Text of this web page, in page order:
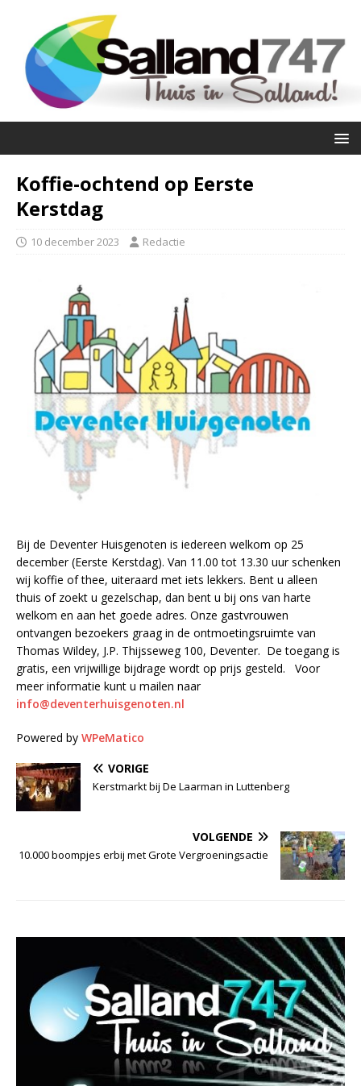
Koffie-ochtend op Eerste
Kerstdag
10 december 2023 Redactie
Bij de Deventer Huisgenoten is iedereen welkom op 25
december (Eerste Kerstdag). Van 11.00 tot 13.30 uur schenken
wij koffie of thee, uiteraard met iets lekkers. Bent u alleen
thuis of zoekt u gezelschap, dan bent u bij ons van harte
welkom en aan het goede adres. Onze gastvrouwen
ontvangen bezoekers graag in de ontmoetingsruimte van
Thomas Wildey, J.P. Thijsseweg 100, Deventer. De toegang is
gratis, een vrijwillige bijdrage wordt op prijs gesteld. Voor
meer informatie kunt u mailen naar
info@deventerhuisgenoten.nl
Powered by WPeMatico
VORIGE
Kerstmarkt bij De Laarman in Luttenberg
VOLGENDE
10.000 boompjes erbij met Grote Vergroeningsactie